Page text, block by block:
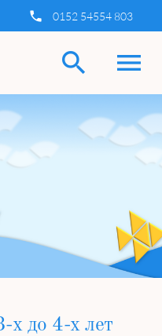
0152 54554 803
menu
search
Найти
х до 4-х лет